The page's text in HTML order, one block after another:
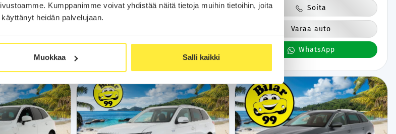
Kumppanimme voivat yhdistää näitä tietoja muihin tietoihin, joita
heidän palvelujaan.
Muokkaa Salli kaikki
Soita Soita
Varaa auto
WhatsApp